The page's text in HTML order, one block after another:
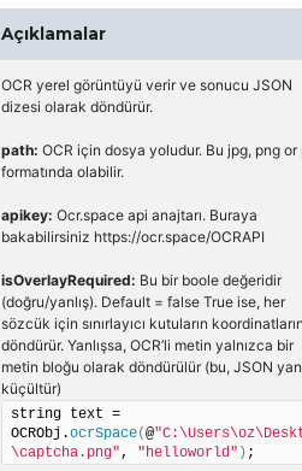
Açıklamalar
OCR yerel görüntüyü verir ve sonucu JSON
dizesi olarak döndürür.
path: OCR için dosya yoludur. Bu jpg, png or
formatında olabilir.
apikey: Ocr.space api anajtarı. Buraya
bakabilirsiniz https://ocr.space/OCRAPI
isOverlayRequired: Bu bir boole değeridir
(doğru/yanlış). Default = false True ise, her
sözcük için sınırlayıcı kutuların
döndürür. Yanlışsa, OCR’li metin yalnızca bir
metin bloğu olarak döndürülür (bu, JSON
küçültür)
string text =
OCRObj.ocrSpace(@
\captcha.png", "helloworld" ) ;